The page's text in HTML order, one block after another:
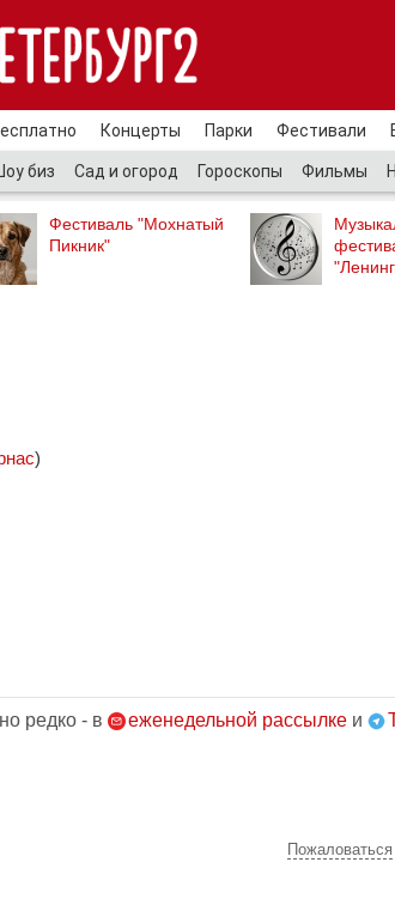
Концерты Парки Фестивали
биз Сад и огород Гороскопы Фильмы
Фестиваль "Мохнатый
Пикник"
)
редко - в еженедельной рассылке и
Пожаловаться